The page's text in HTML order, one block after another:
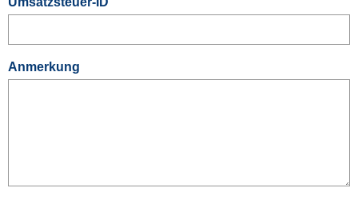
Anmerkung